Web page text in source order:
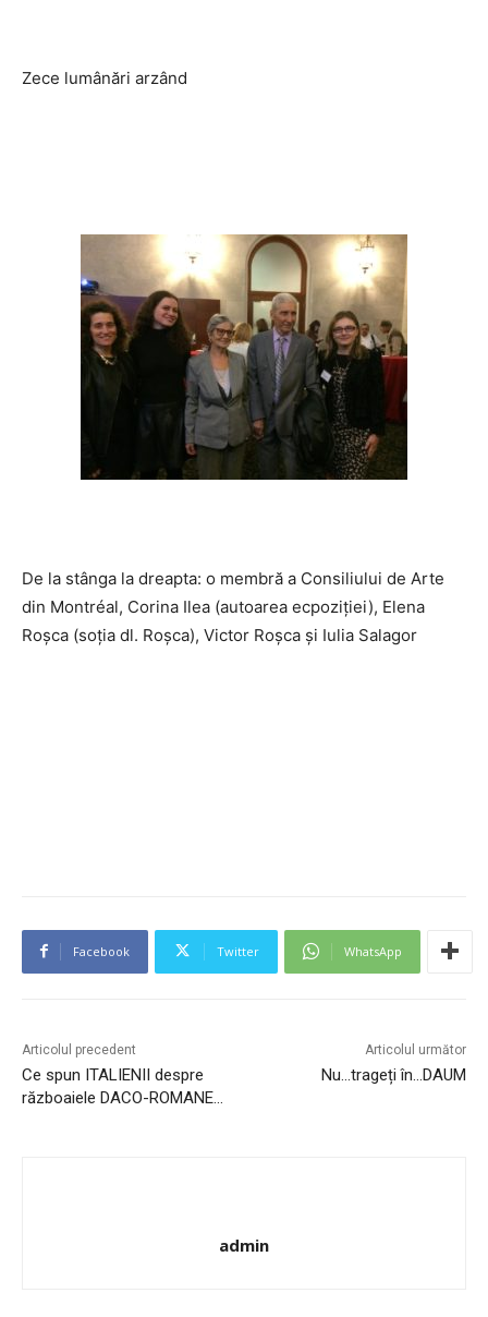
Zece lumânări arzând
De la stânga la dreapta: o membră a Consiliului de Arte
din Montréal, Corina Ilea (autoarea ecpoziției), Elena
Roșca (soția dl. Roșca), Victor Roșca și Iulia Salagor
Facebook Twitter WhatsApp
Articolul precedent
Ce spun ITALIENII despre
războaiele DACO-ROMANE…
Articolul următor
Nu…trageți în…DAUM
admin